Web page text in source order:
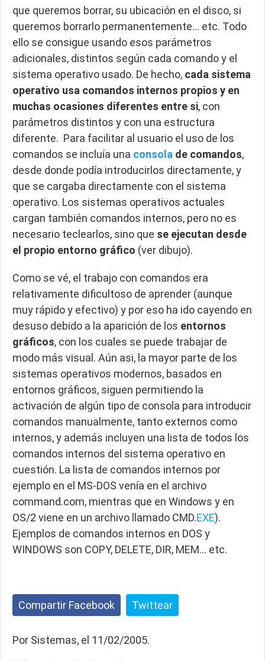
que queremos borrar, su ubicación en el disco, si
queremos borrarlo permanentemente… etc. Todo
ello se consigue usando esos parámetros
adicionales, distintos según cada comando y el
sistema operativo usado. De hecho, cada sistema
operativo usa comandos internos propios y en
muchas ocasiones diferentes entre si, con
parámetros distintos y con una estructura
diferente. Para facilitar al usuario el uso de los
comandos se incluía una consola de comandos,
desde donde podía introducirlos directamente, y
que se cargaba directamente con el sistema
operativo. Los sistemas operativos actuales
cargan también comandos internos, pero no es
necesario teclearlos, sino que se ejecutan desde
el propio entorno gráfico (ver dibujo).
Como se vé, el trabajo con comandos era
relativamente dificultoso de aprender (aunque
muy rápido y efectivo) y por eso ha ido cayendo en
desuso debido a la aparición de los entornos
gráficos, con los cuales se puede trabajar de
modo más visual. Aún asi, la mayor parte de los
sistemas operativos modernos, basados en
entornos gráficos, siguen permitiendo la
activación de algún tipo de consola para introducir
comandos manualmente, tanto externos como
internos, y además incluyen una lista de todos los
comandos internos del sistema operativo en
cuestión. La lista de comandos internos por
ejemplo en el MS-DOS venía en el archivo
command.com, mientras que en Windows y en
OS/2 viene en un archivo llamado CMD.EXE).
Ejemplos de comandos internos en DOS y
WINDOWS son COPY, DELETE, DIR, MEM… etc.
Compartir Facebook Twittear
Por Sistemas, el 11/02/2005.